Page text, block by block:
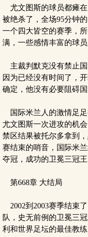
尤文图斯的球员都瘫
被绝杀了，全场95分钟
一个四大皆空的赛季，
满，一些感情丰富的球
主裁判默克没有禁止国
因为已经没有时间了，
确定，他没有必要阻碍
国际米兰人的激情足足
尤文图斯一次进攻的机
禁区结果被托尔多拿到
赛结束的哨音，国际米
夺冠，成功的卫冕三冠王
第668章 大结局
2002到2003赛季结束
队，史无前例的卫冕三
利和世界足坛的最佳教练